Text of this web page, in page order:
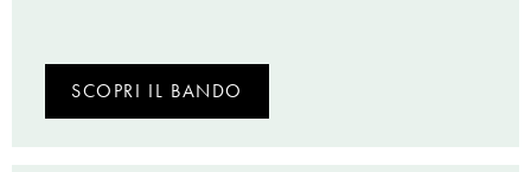
SCOPRI IL BANDO